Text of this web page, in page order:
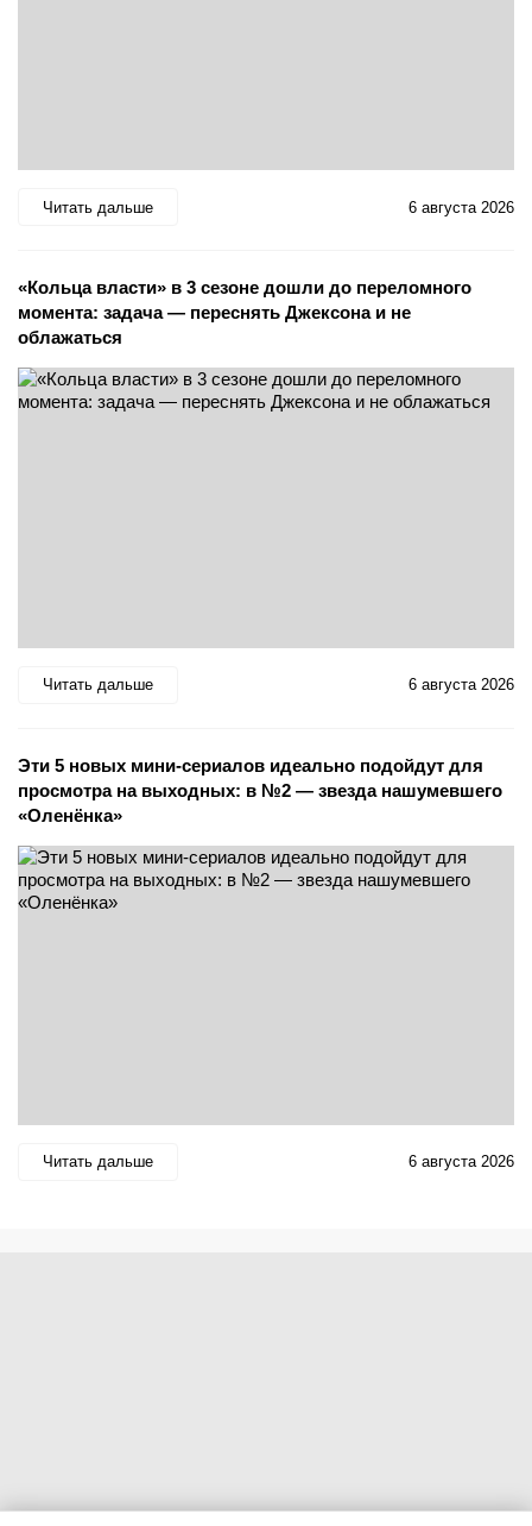
Читать дальше 6 августа 2026
«Кольца власти» в 3 сезоне дошли до переломного
момента: задача — переснять Джексона и не
облажаться
Читать дальше 6 августа 2026
Эти 5 новых мини-сериалов идеально подойдут для
просмотра на выходных: в №2 — звезда нашумевшего
«Оленёнка»
Читать дальше 6 августа 2026